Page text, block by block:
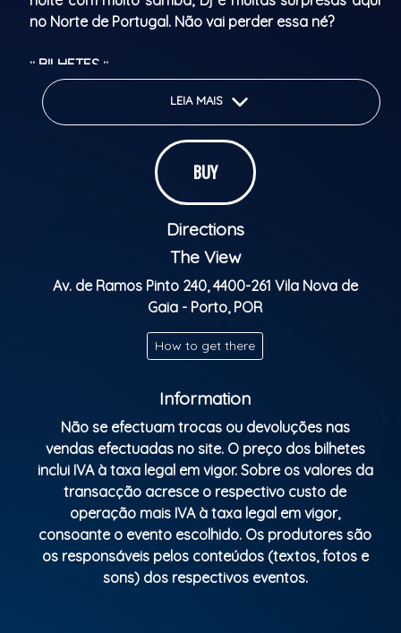
no Norte de Portugal. Não vai perder essa né?
:: BILHETES ::
€ c/ 1 fino (com desconto promocional)
€ c/ 1 fino
*** PROMOÇÃO PARA ANIVERSARIANTES ***
LEIA MAIS
BUY
Directions
The View
Av. de Ramos Pinto 240, 4400-261 Vila Nova de
Gaia - Porto, POR
How to get there
Information
Não se efectuam trocas ou devoluções nas
vendas efectuadas no site. O preço dos bilhetes
inclui IVA à taxa legal em vigor. Sobre os valores da
transacção acresce o respectivo custo de
operação mais IVA à taxa legal em vigor,
consoante o evento escolhido. Os produtores são
os responsáveis pelos conteúdos (textos, fotos e
sons) dos respectivos eventos.